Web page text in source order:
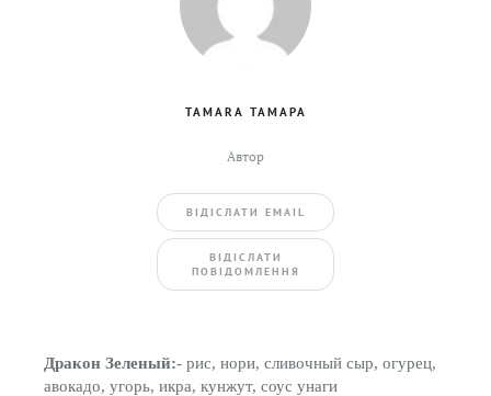
TAMARA ТАМАРА
Автор
ВIДIСЛАТИ EMAIL
BIДIСЛАТИ
ПОВIДОМЛЕННЯ
Дракон Зеленый:- рис, нори, сливочный сыр, огурец,
авокадо, угорь, икра, кунжут, соус унаги